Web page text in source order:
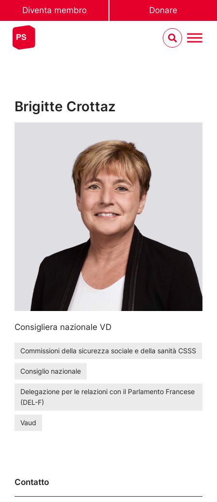
Diventa membro Donare
Brigitte Crottaz
Consigliera nazionale VD
Commissioni della sicurezza sociale e della sanità CSSS
Consiglio nazionale
Delegazione per le relazioni con il Parlamento Francese
(DEL-F)
Vaud
Contatto